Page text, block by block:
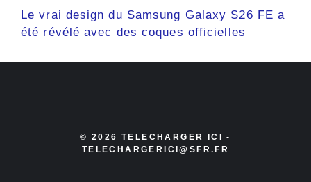
Le vrai design du Samsung Galaxy S26 FE a
été révélé avec des coques officielles
© 2026 TELECHARGER ICI -
TELECHARGERICI@SFR.FR